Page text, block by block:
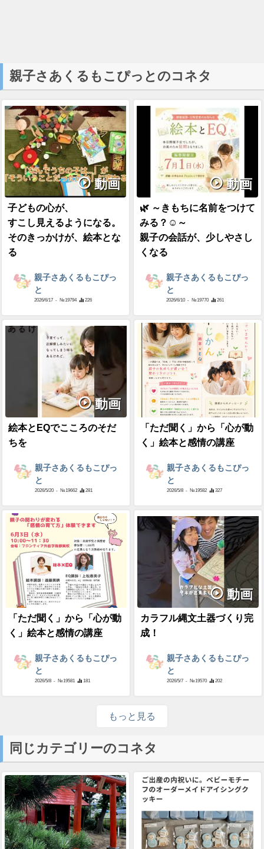
親子さあくるもこぴっとのコネタ
動画
子どもの心が、
すこし見えるようになる。
そのきっかけが、絵本とな
る
親子さあくるもこぴっ
と
2026/6/17 - №19794 226
動画
🌿 ～きもちに名前をつけて
みる？☺～
親子の会話が、少しやさし
くなる
親子さあくるもこぴっ
と
2026/6/10 - №19770 261
動画
絵本とEQでこころのそだ
ちを
親子さあくるもこぴっ
と
2026/5/20 - №19662 281
「ただ聞く」から「心が動
く」絵本と感情の講座
親子さあくるもこぴっ
と
2026/5/8 - №19582 327
「ただ聞く」から「心が動
く」絵本と感情の講座
親子さあくるもこぴっ
と
2026/5/8 - №19581 181
動画
カラフル縄文土器づくり完
成！
親子さあくるもこぴっ
と
2026/5/7 - №19570 202
もっと見る
同じカテゴリーのコネタ